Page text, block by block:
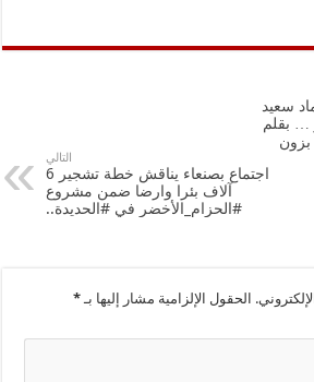
سعيد
… بقلم
بزون
التالي
اجتماع بصنعاء يناقش خطة تشجير 6
آلاف بئرا وارضا ضمن مشروع
#الحزام_الأخضر في #الحديدة..
الحقول الإلزامية مشار إليها بـ*